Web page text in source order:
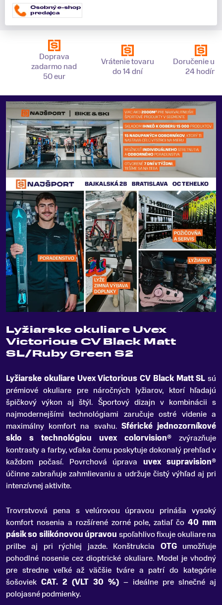
Doprava
zadarmo nad
50 eur
Vrátenie tovaru
do 14 dní
Doručenie už
24 hodín
Lyžiarske okuliare Uvex
Victorious CV Black Matt
SL/Ruby Green S2
Lyžiarske okuliare Uvex Victorious CV Black Matt SL sú
prémiové okuliare pre náročných lyžiarov, ktorí hľadajú
špičkový výkon aj štýl. Športový dizajn v kombinácii s
najmodernejšími technológiami zaručuje ostré videnie a
maximálny komfort na svahu. Sférické jednozorníkové
sklo s technológiou uvex colorvision® zvýrazňuje
kontrasty a farby, vďaka čomu poskytuje dokonalý prehľad v
každom počasí. Povrchová úprava uvex supravision®
účinne zabraňuje zahmlievaniu a udržuje čistý výhľad aj pri
intenzívnej aktivite.
Trovrstvová pena s velúrovou úpravou prináša vysoký
komfort nosenia a rozšírené zorné pole, zatiaľ čo40 mm
pásik so silikónovou úpravou spoľahlivo fixuje okuliare na
prilbe aj pri rýchlej jazde. Konštrukcia OTGumožňuje
pohodlné nosenie cez dioptrické okuliare. Model je vhodný
pre stredne veľké až väčšie tváre a patrí do kategórie
šošoviek CAT. 2 (VLT 30 %) – ideálne pre slnečné aj
polojasné podmienky.